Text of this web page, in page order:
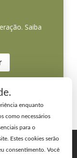
Saiba
enquanto
como necessários
para o
Estes cookies serão
consentimento. Você